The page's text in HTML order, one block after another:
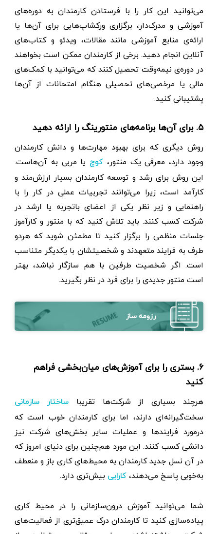
می‌توانید این کار را با فرستادن کارمندان به دوره‌های
آموزشی و مدرک‌دار، برگزاری ورکشاپ‌هایی برای آن‌ها یا
ارائه‌ی منابع آموزشی مانند مقالات، ویدئو و کتاب‌های
آنلاین انجام دهید. برخی از کارمندان ممکن است بخواهند
در دوره‌ی نیمه‌وقت تحصیل کنند که می‌توانید با کمک‌های
مالی یا مرخصی‌های تحصیلی هنگام امتحانات از آن‌ها
پشتیبانی کنید.
۵. برای آن‌ها برنامه‌های منتورینگ را ارائه دهید
روش دیگری که برای بهبود مهارت‌ها و دانش کارمندان
وجود دارد، معرفی یک منتور، کوچ یا مربی به آن‌هاست.
این روش برای رشد و توسعه کارمندان بسیار ارزش‌مند و
کارآمد است، زیرا می‌توانند تجربیات عملی در کار را با
راهنمایی و زیر نظر یکی از اعضای باتجربه یا ارشد در
شرکت کسب کنند. باید تلاش کنید که با منتور و کارآموز
جلسات منظمی را برگزار کنید تا مطمئن شوید که هردو
طرف به فرایند متعهدند و شخصیتشان با یکدیگر متناسب
است. اگر شخصیت طرفین با هم سازگار نباشد، بهتر
است منتور جدیدی را برای فرد در نظر بگیرید.
رزومه ساز
۶. بستری را برای آموزش‌های میان‌بخشی فراهم
کنید
هرچند بسیاری از شرکت‌ها تقریباساختار سازمانی
سخت‌گیرانه‌ای دارند، اما برای کارمندان خوب است که
درمورد فرایندها و عملیات سایر بخش‌های شرکت نیز
دانشی کسب کنند. این مورد هم‌چنین برای دنیای امروز که
در آن نسل جدید کارمندان به محیط‌های کاری باز و منعطف
به‌خوبی پاسخ می‌دهند، کارایی بیش‌تری دارد.
شما می‌توانید آموزش درو‌ن‌سازمانی را در محیط کاری
پیاده‌سازی کنید تا کارمندان درک عمیق‌تری از فعالیت‌های